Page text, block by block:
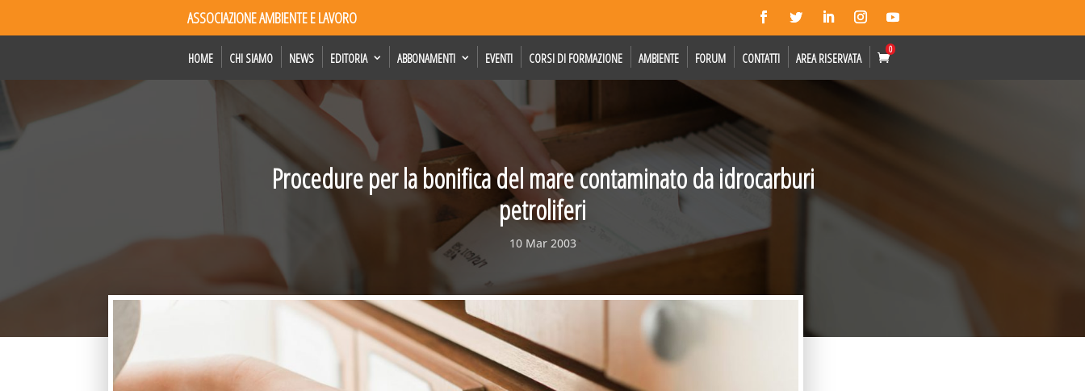
ASSOCIAZIONE AMBIENTE E LAVORO
HOME CHI SIAMO NEWS EDITORIA ABBONAMENTI EVENTI CORSI DI FORMAZIONE AMBIENTE FORUM CONTATTI AREA RISERVATA
0
Procedure per la bonifica del mare contaminato da idrocarburi
petroliferi
10 Mar 2003